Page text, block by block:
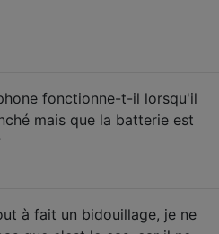
fonctionne-t-il lorsqu'il
mais que la batterie est
à fait un bidouillage, je ne